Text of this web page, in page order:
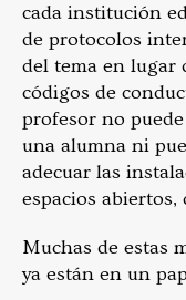
cada institución
de protocolos
del tema en lugar
códigos de
profesor no
una alumna ni
adecuar las
espacios abiertos,
Muchas de estas
ya están en un